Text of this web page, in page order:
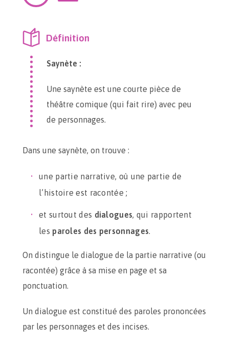
Définition
Saynète :
Une saynète est une courte pièce de
théâtre comique (qui fait rire) avec peu
de personnages.
Dans une saynète, on trouve :
une partie narrative, où une partie de
l’histoire est racontée ;
et surtout des dialogues, qui rapportent
les paroles des personnages.
On distingue le dialogue de la partie narrative (ou
racontée) grâce à sa mise en page et sa
ponctuation.
Un dialogue est constitué des paroles prononcées
par les personnages et des incises.